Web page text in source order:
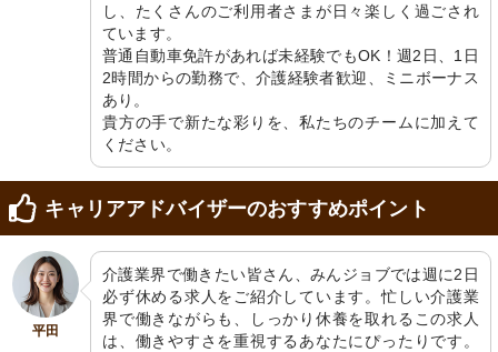
し、たくさんのご利用者さまが日々楽しく過ごされ
ています。
普通自動車免許があれば未経験でもOK！週2日、1日
2時間からの勤務で、介護経験者歓迎、ミニボーナス
あり。
貴方の手で新たな彩りを、私たちのチームに加えて
ください。
キャリアアドバイザーのおすすめポイント
平田
介護業界で働きたい皆さん、みんジョブでは週に2日
必ず休める求人をご紹介しています。忙しい介護業
界で働きながらも、しっかり休養を取れるこの求人
は、働きやすさを重視するあなたにぴったりです。